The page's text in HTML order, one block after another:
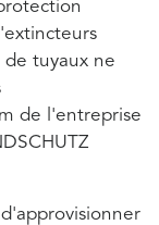
tuyaux ne
de l'entreprise